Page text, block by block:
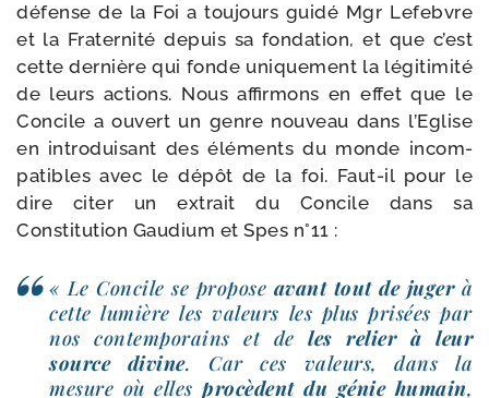
défense de la Foi a tou­jours gui­dé Mgr Lefebvre
et la Fraternité depuis sa fon­da­tion, et que c’est
cette der­nière qui fonde uni­que­ment la légi­ti­mi­té
de leurs actions. Nous affir­mons en effet que le
Concile a ouvert un genre nou­veau dans l’Eglise
en intro­dui­sant des élé­ments du monde incom­
pa­tibles avec le dépôt de la foi. Faut-​il pour le
dire citer un extrait du Concile dans sa
Constitution Gaudium et Spes n°11 :
« Le Concile se pro­pose avant tout de jugerà
cette lumière les valeurs les plus pri­sées par
nos contem­po­rains et deles relier à leur
source divine. Car ces valeurs, dans la
mesure où elles pro­cèdent du génie humain,